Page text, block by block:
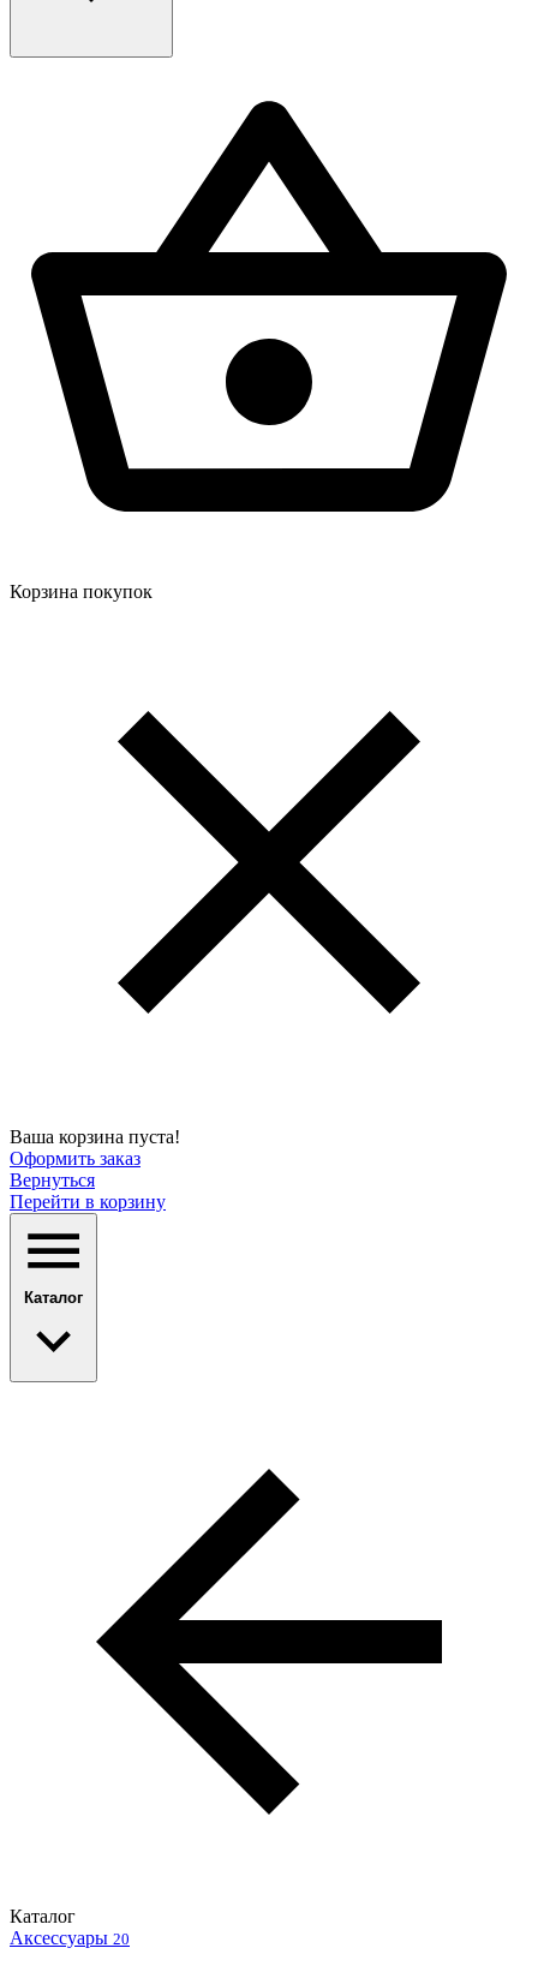
Корзина покупок
Ваша корзина пуста!
Оформить заказ
Вернуться
Перейти в корзину
Каталог
Каталог
Аксессуары 20